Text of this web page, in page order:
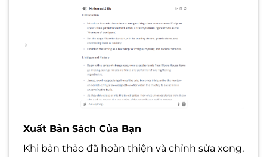
Xuất Bản Sách Của Bạn
Khi bản thảo đã hoàn thiện và chỉnh sửa xong,